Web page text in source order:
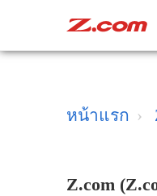
หน้าแรก
Z.com